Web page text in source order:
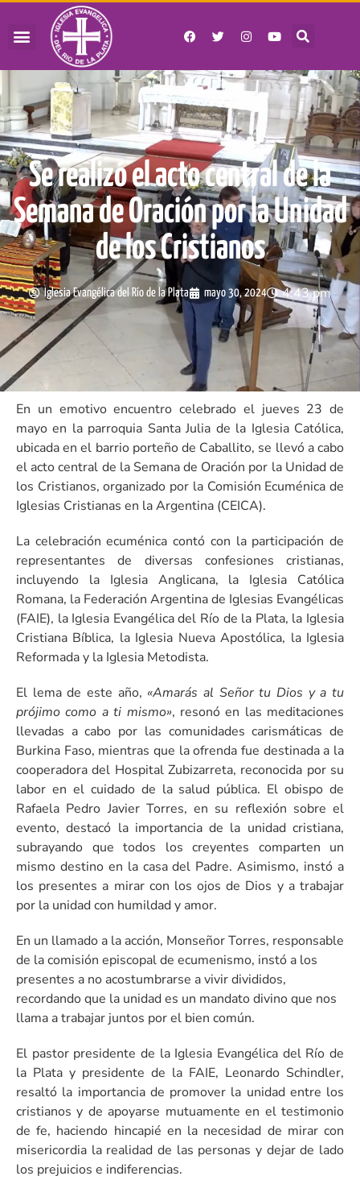
Se realizó el acto central de la
Semana de Oración por la Unidad
de los Cristianos
Iglesia Evangélica del Río de la Plata mayo 30, 2024 4:43 pm
En un emotivo encuentro celebrado el jueves 23 de
mayo en la parroquia Santa Julia de la Iglesia Católica,
ubicada en el barrio porteño de Caballito, se llevó a cabo
el acto central de la Semana de Oración por la Unidad de
los Cristianos, organizado por la Comisión Ecuménica de
Iglesias Cristianas en la Argentina (CEICA).
La celebración ecuménica contó con la participación de
representantes de diversas confesiones cristianas,
incluyendo la Iglesia Anglicana, la Iglesia Católica
Romana, la Federación Argentina de Iglesias Evangélicas
(FAIE), la Iglesia Evangélica del Río de la Plata, la Iglesia
Cristiana Bíblica, la Iglesia Nueva Apostólica, la Iglesia
Reformada y la Iglesia Metodista.
El lema de este año, «Amarás al Señor tu Dios y a tu
prójimo como a ti mismo», resonó en las meditaciones
llevadas a cabo por las comunidades carismáticas de
Burkina Faso, mientras que la ofrenda fue destinada a la
cooperadora del Hospital Zubizarreta, reconocida por su
labor en el cuidado de la salud pública. El obispo de
Rafaela Pedro Javier Torres, en su reflexión sobre el
evento, destacó la importancia de la unidad cristiana,
subrayando que todos los creyentes comparten un
mismo destino en la casa del Padre. Asimismo, instó a
los presentes a mirar con los ojos de Dios y a trabajar
por la unidad con humildad y amor.
En un llamado a la acción, Monseñor Torres, responsable
de la comisión episcopal de ecumenismo, instó a los
presentes a no acostumbrarse a vivir divididos,
recordando que la unidad es un mandato divino que nos
llama a trabajar juntos por el bien común.
El pastor presidente de la Iglesia Evangélica del Río de
la Plata y presidente de la FAIE, Leonardo Schindler,
resaltó la importancia de promover la unidad entre los
cristianos y de apoyarse mutuamente en el testimonio
de fe, haciendo hincapié en la necesidad de mirar con
misericordia la realidad de las personas y dejar de lado
los prejuicios e indiferencias.